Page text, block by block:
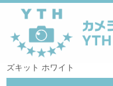
YTHカメラ >
ズキット ホワイト